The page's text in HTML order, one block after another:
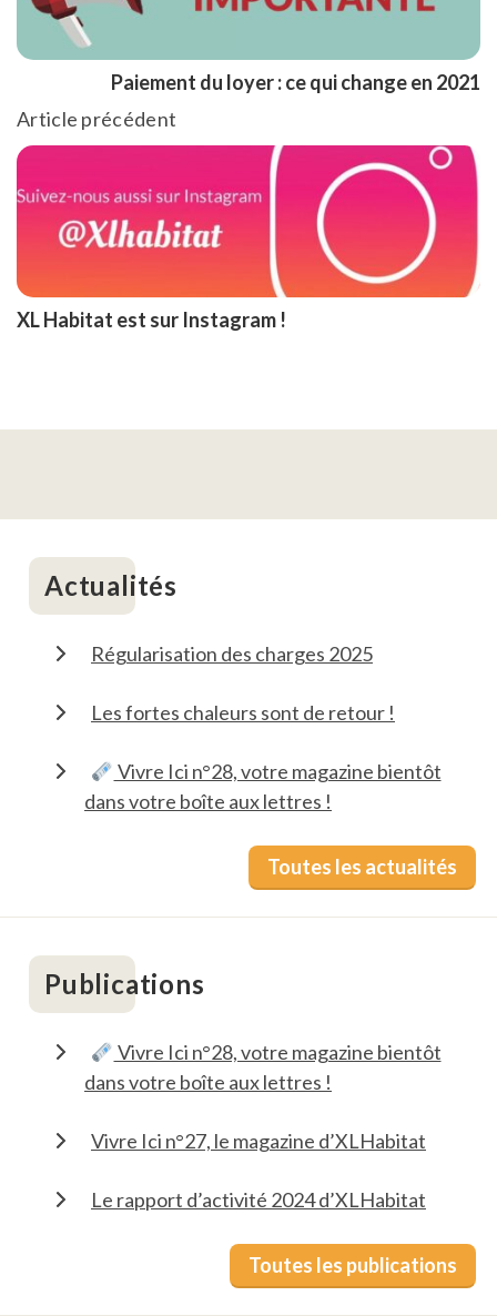
Article précédent
XL Habitat est sur Instagram !
Paiement du loyer : ce qui change en 2021
Actualités
Régularisation des charges 2025
Les fortes chaleurs sont de retour !
Vivre Ici n°28, votre magazine bientôt
dans votre boîte aux lettres !
Toutes les actualités
Publications
Vivre Ici n°28, votre magazine bientôt
dans votre boîte aux lettres !
Vivre Ici n°27, le magazine d’XLHabitat
Le rapport d’activité 2024 d’XLHabitat
Toutes les publications